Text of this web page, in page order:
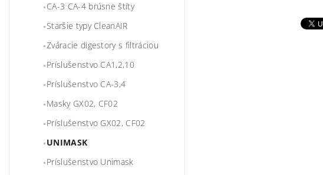
CA-3 CA-4 brúsne štíty
Staršie typy CleanAIR
Zváracie digestory s filtráciou
Príslušenstvo CA1,2,10
Príslušenstvo CA-3,4
Masky GX02, CF02
Príslušenstvo GX02, CF02
UNIMASK
Príslušenstvo Unimask